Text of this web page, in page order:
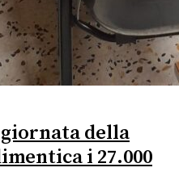
della
i 27.000